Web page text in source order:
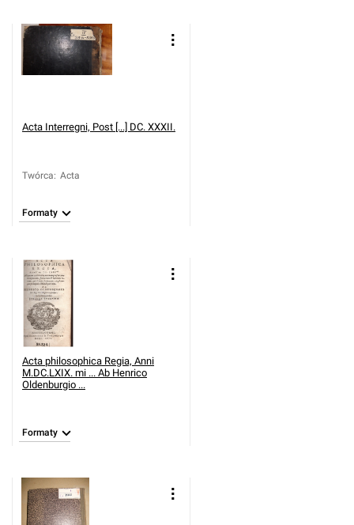
Acta Interregni, Post [...] DC. XXXII.
Twórca: Acta
Formaty
Acta philosophica Regia, Anni
M.DC.LXIX. mi ... Ab Henrico
Oldenburgio ...
Formaty